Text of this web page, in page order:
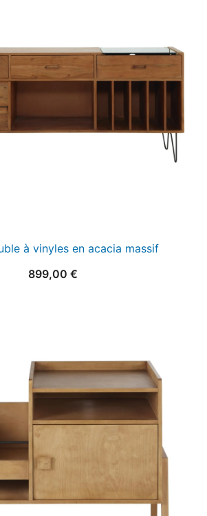
à vinyles en acacia massif
899,00 €